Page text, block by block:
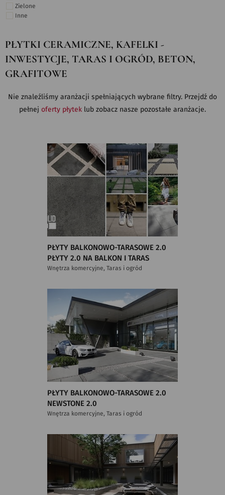
Zielone
Inne
PŁYTKI CERAMICZNE, KAFELKI -
INWESTYCJE, TARAS I OGRÓD, BETON,
GRAFITOWE
Nie znaleźliśmy aranżacji spełniających wybrane filtry. Przejdź do
pełnej oferty płytek lub zobacz nasze pozostałe aranżacje.
PŁYTY BALKONOWO-TARASOWE 2.0
PŁYTY 2.0 NA BALKON I TARAS
Wnętrza komercyjne, Taras i ogród
PŁYTY BALKONOWO-TARASOWE 2.0
NEWSTONE 2.0
Wnętrza komercyjne, Taras i ogród